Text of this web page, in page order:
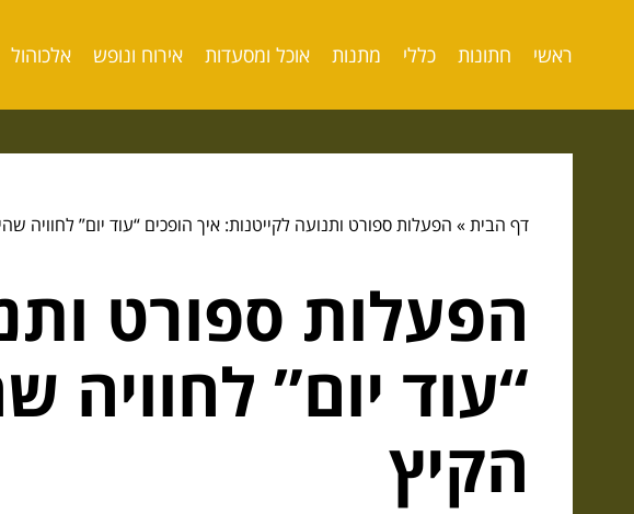
ראשי חתונות כללי מתנות אוכל ומסעדות אירוח ונופש אלכוהול
דף הבית» הפעלות ספורט ותנועה לקייטנות: איך הופכים “עוד יום” לחוויה
הפעלות ספורט
“עוד יום” לחוויה
הקיץ